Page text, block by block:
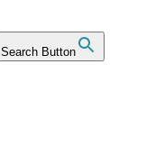
Search Button